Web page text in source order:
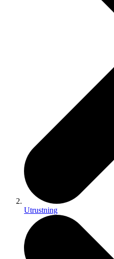
Utrustning